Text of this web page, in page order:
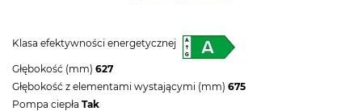
Klasa efektywności energetycznej
Głębokość (mm) 627
Głębokość z elementami wystającymi (mm) 675
Pompa ciepła Tak